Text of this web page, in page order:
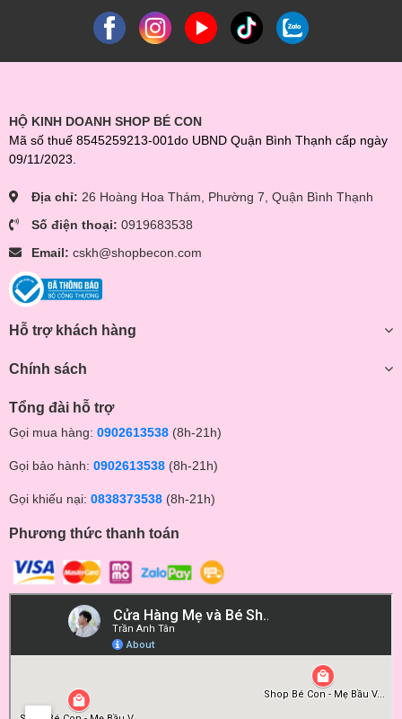
HỘ KINH DOANH SHOP BÉ CON
Mã số thuế 8545259213-001do UBND Quận Bình Thạnh cấp ngày
09/11/2023.
Địa chỉ: 26 Hoàng Hoa Thám, Phường 7, Quận Bình Thạnh
Số điện thoại: 0919683538
Email: cskh@shopbecon.com
Hỗ trợ khách hàng
Chính sách
Tổng đài hỗ trợ
Gọi mua hàng: 0902613538 (8h-21h)
Gọi bảo hành: 0902613538 (8h-21h)
Gọi khiếu nại: 0838373538 (8h-21h)
Phương thức thanh toán